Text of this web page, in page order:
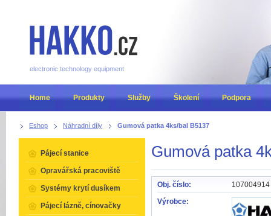
Eshop Náhradní díly Gumová patka 4ks/bal B5137
Gumová patka
Obj. číslo:
107004914
Výrobce:
Pájecí stanice
Opravářská pracoviště
Systémy krytí dusíkem
Pájecí lázně, cínovačky
electronic technology equipment
Home Produkty Služby Školení Podpora